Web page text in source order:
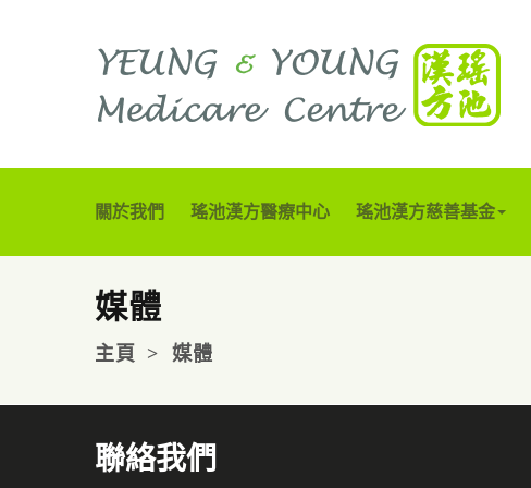
關於我們 瑤池漢方醫療中心 瑤池漢方慈善基金
媒體
主頁 媒體
聯絡我們